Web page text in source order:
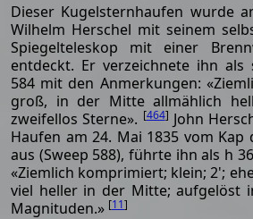
Dieser Kugelsternhaufen wurde
Wilhelm Herschel mit seinem
Spiegelteleskop mit einer
entdeckt. Er verzeichnete ihn als
584 mit den Anmerkungen:
groß, in der Mitte allmählich
zweifellos Sterne». [464] John
Haufen am 24. Mai 1835 vom
aus (Sweep 588), führte ihn als h
«Ziemlich komprimiert; klein; 2';
viel heller in der Mitte; aufgelöst
Magnituden.» [11]